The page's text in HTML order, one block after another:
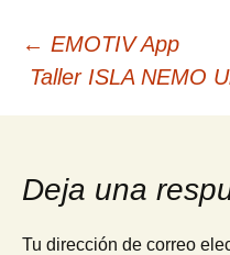
de
entradas
← EMOTIV App
Taller ISLA NEMO
Deja una
Tu dirección de correo